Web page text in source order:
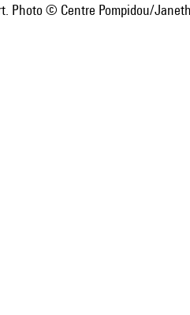
Photo © Centre Pompidou/